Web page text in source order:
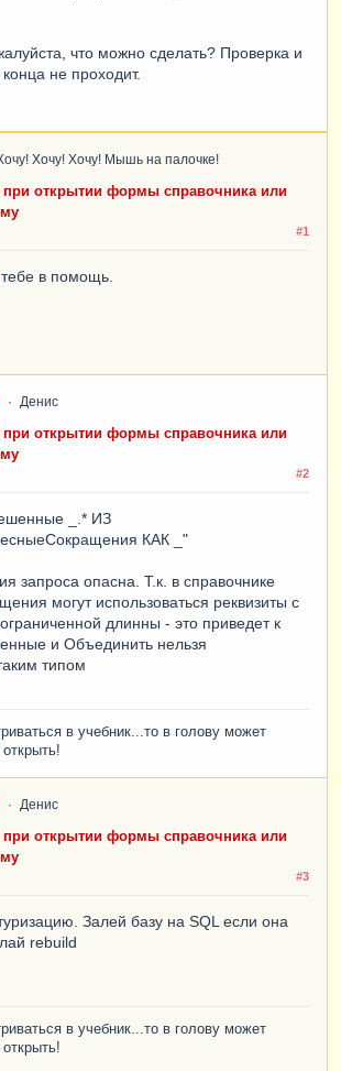
что можно сделать? Проверка и
не проходит.
Хочу! Хочу! Мышь на палочке!
при открытии формы справочника или
#1
тебе в помощь.
Денис
при открытии формы справочника или
#2
_.* ИЗ
КАК _"
запроса опасна. Т.к. в справочнике
могут использоваться реквизиты с
длинны - это приведет к
и Объединить нельзя
типом
в учебник...то в голову может
Денис
при открытии формы справочника или
#3
Залей базу на SQL если она
rebuild
в учебник...то в голову может